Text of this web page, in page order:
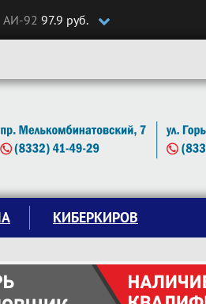
АИ-92 97.9 руб.
КИБЕРКИРОВ